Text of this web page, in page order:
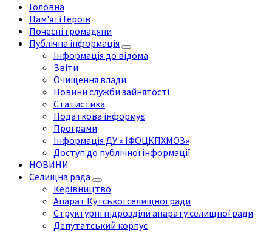
Головна
Пам'яті Героїв
Почесні громадяни
Публічна інформація
Інформація до відома
Звіти
Очищення влади
Новини служби зайнятості
Статистика
Податкова інформує
Програми
Інформація ДУ « ІФОЦКПХМОЗ»
Доступ до публічної інформації
НОВИНИ
Селищна рада
Керівництво
Апарат Кутської селищної ради
Структурні підрозділи апарату селищної ради
Депутатський корпус